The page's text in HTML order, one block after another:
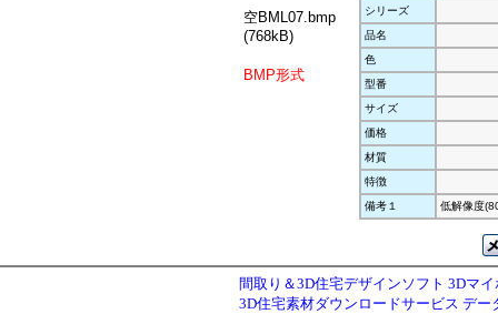
空BML07.bmp
(768kB)
BMP形式
シリーズ
品名
色
型番
サイズ
価格
材質
特徴
備考１
低解像度
間取り＆3D住宅デザインソフト 3Dマ
3D住宅素材ダウンロードサービス デー